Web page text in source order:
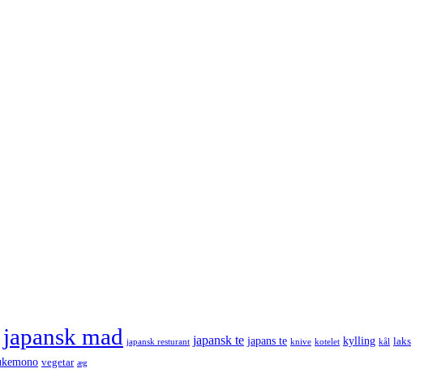
japansk mad japansk resturant japansk te japans te knive kotelet kylling kål laks
vegetar æg